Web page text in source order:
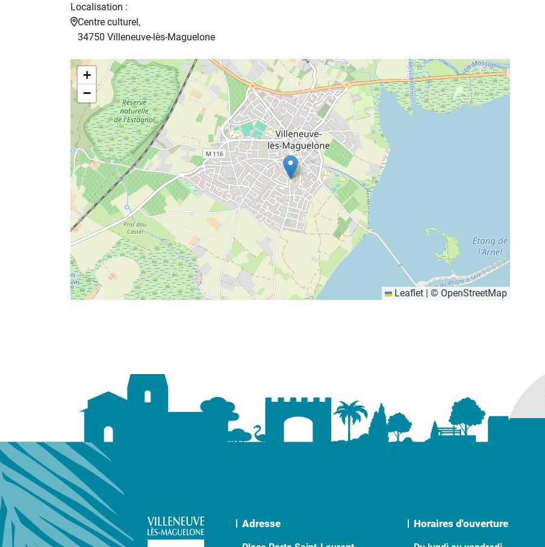
Localisation :
Centre culturel,
34750 Villeneuve-lès-Maguelone
+
−
Leaflet |© OpenStreetMap
Adresse Horaires d'ouverture